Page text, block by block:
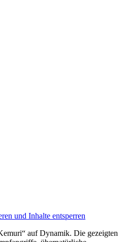
und Inhalte entsperren
auf Dynamik. Die gezeigten